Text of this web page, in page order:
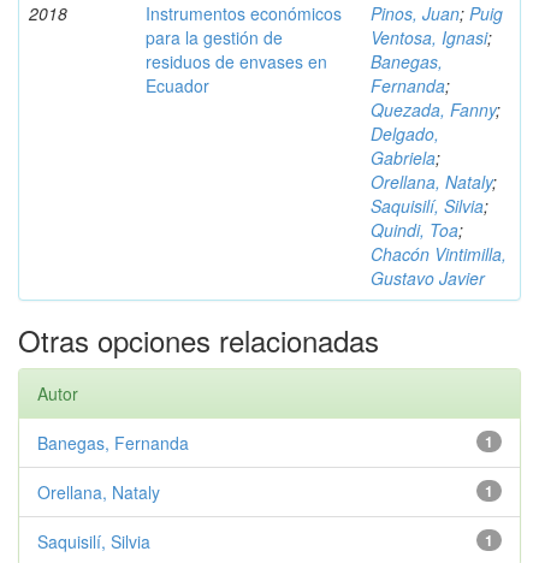
2018
Instrumentos económicos
para la gestión de
residuos de envases en
Ecuador
Pinos, Juan; Puig
Ventosa, Ignasi;
Banegas,
Fernanda;
Quezada, Fanny;
Delgado,
Gabriela;
Orellana, Nataly;
Saquisilí, Silvia;
Quindi, Toa;
Chacón Vintimilla,
Gustavo Javier
Otras opciones relacionadas
Autor
1
Banegas, Fernanda
1
Orellana, Nataly
1
Saquisilí, Silvia